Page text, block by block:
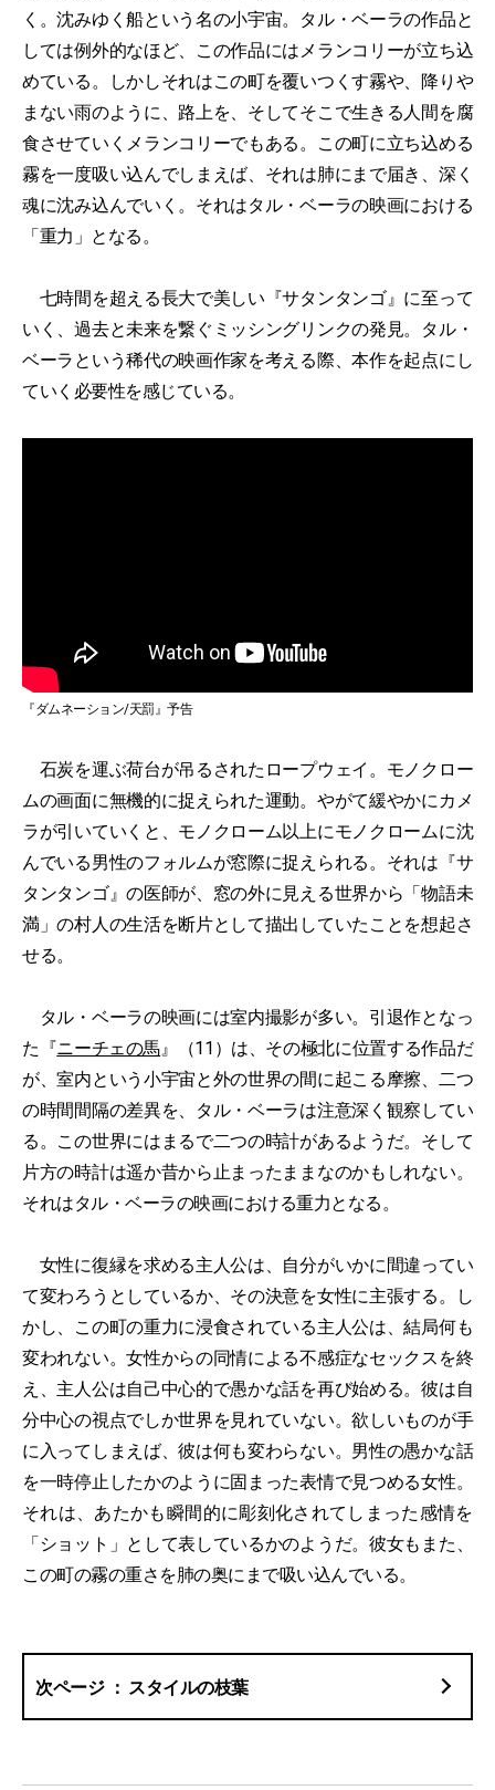
く。沈みゆく船という名の小宇宙。タル・ベーラの作品と
しては例外的なほど、この作品にはメランコリーが立ち込
めている。しかしそれはこの町を覆いつくす霧や、降りや
まない雨のように、路上を、そしてそこで生きる人間を腐
食させていくメランコリーでもある。この町に立ち込める
霧を一度吸い込んでしまえば、それは肺にまで届き、深く
魂に沈み込んでいく。それはタル・ベーラの映画における
「重力」となる。
七時間を超える長大で美しい『サタンタンゴ』に至って
いく、過去と未来を繋ぐミッシングリンクの発見。タル・
ベーラという稀代の映画作家を考える際、本作を起点にし
ていく必要性を感じている。
『ダムネーション/天罰』予告
石炭を運ぶ荷台が吊るされたロープウェイ。モノクロー
ムの画面に無機的に捉えられた運動。やがて緩やかにカメ
ラが引いていくと、モノクローム以上にモノクロームに沈
んでいる男性のフォルムが窓際に捉えられる。それは『サ
タンタンゴ』の医師が、窓の外に見える世界から「物語未
満」の村人の生活を断片として描出していたことを想起さ
せる。
タル・ベーラの映画には室内撮影が多い。引退作となっ
た『ニーチェの馬 』（11）は、その極北に位置する作品だ
が、室内という小宇宙と外の世界の間に起こる摩擦、二つ
の時間間隔の差異を、タル・ベーラは注意深く観察してい
る。この世界にはまるで二つの時計があるようだ。そして
片方の時計は遥か昔から止まったままなのかもしれない。
それはタル・ベーラの映画における重力となる。
女性に復縁を求める主人公は、自分がいかに間違ってい
て変わろうとしているか、その決意を女性に主張する。し
かし、この町の重力に浸食されている主人公は、結局何も
変われない。女性からの同情による不感症なセックスを終
え、主人公は自己中心的で愚かな話を再び始める。彼は自
分中心の視点でしか世界を見れていない。欲しいものが手
に入ってしまえば、彼は何も変わらない。男性の愚かな話
を一時停止したかのように固まった表情で見つめる女性。
それは、あたかも瞬間的に彫刻化されてしまった感情を
「ショット」として表しているかのようだ。彼女もまた、
この町の霧の重さを肺の奥にまで吸い込んでいる。
スタイルの枝葉